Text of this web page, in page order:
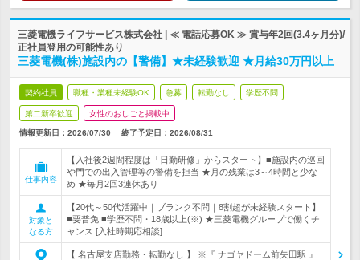
三菱電機ライフサービス株式会社 | ≪ 電話応募OK ≫ 賞与年2回(3.4ヶ月分)/
正社員登用の可能性あり
三菱電機(株)施設内の【警備】★未経験歓迎 ★月給30万円以上
契約社員 職種・業種未経験OK 急募 転勤なし 学歴不問
第二新卒歓迎 女性のおしごと掲載中
情報更新日：2026/07/30 終了予定日： 2026/08/31
仕事内容
【入社後2週間程度は「日勤研修」からスタート】■施設内の巡回
や門での出入管理等の警備を担当 ★月の残業は3～4時間と少な
め ★毎月2回3連休あり
対象と
なる方
【20代～50代活躍中｜ブランク不問｜8割超が未経験スタート】
■要普免 ■学歴不問・18歳以上(※) ★三菱電機グループで働くチ
ャンス [入社時期応相談]
【 名古屋支店勤務・転勤なし 】 ※『 ナゴヤドーム前矢田駅 』